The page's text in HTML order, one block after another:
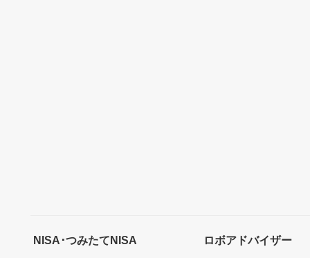
NISA･つみたてNISA ロボアドバイザー